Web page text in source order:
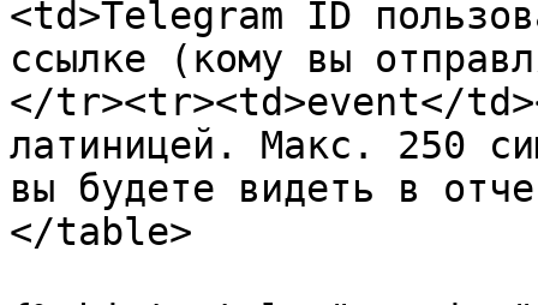
<td>Telegram ID
ссылке (кому вы
</tr><tr><td>event</
латиницей. Макс. 250
вы будете видеть в
</table>